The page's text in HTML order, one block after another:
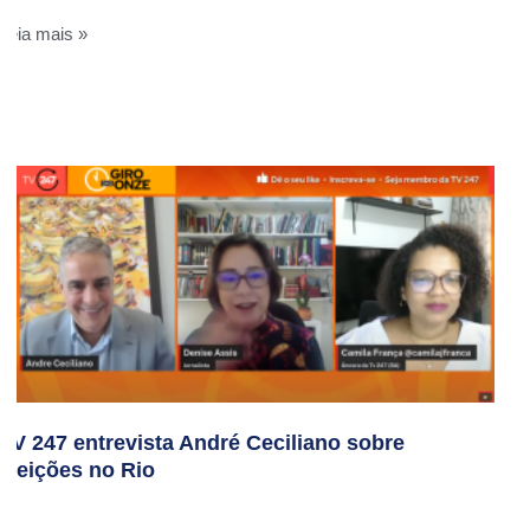
Leia mais »
TV 247 entrevista André Ceciliano sobre
eleições no Rio